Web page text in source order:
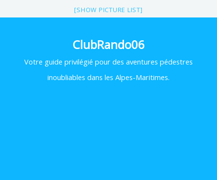
[SHOW PICTURE LIST]
ClubRando06
Votre guide privilégié pour des aventures pédestres
inoubliables dans les Alpes-Maritimes.